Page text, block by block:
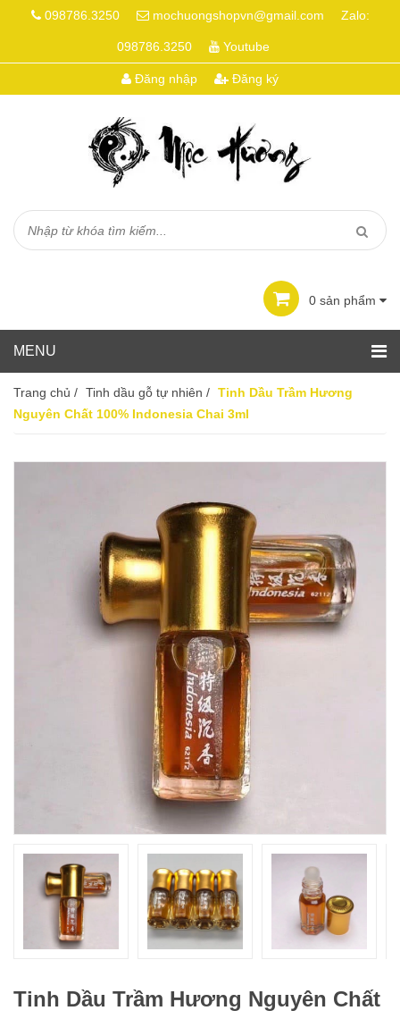
098786.3250 mochuongshopvn@gmail.com Zalo:
098786.3250 Youtube
Đăng nhập Đăng ký
0 sản phẩm
Trang chủ / Tinh dầu gỗ tự nhiên / Tinh Dầu Trầm Hương
Nguyên Chất 100% Indonesia Chai 3ml
Tinh Dầu Trầm Hương Nguyên Chất